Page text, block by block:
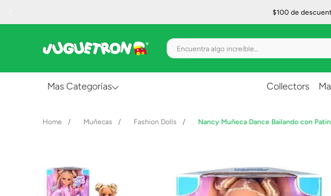
$100 de
Encuentra algo increíble...
Mas Categorías
Creatividad y Arte
Collectors
Muñecas Fashion Dolls Nancy Muñeca Dance Bailando con